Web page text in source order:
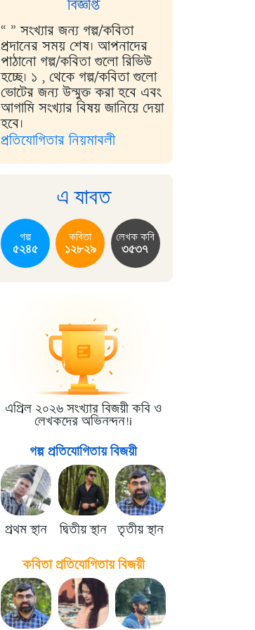
বিজ্ঞপ্তি
“ ” সংখ্যার জন্য গল্প/কবিতা
প্রদানের সময় শেষ। আপনাদের
পাঠানো গল্প/কবিতা গুলো রিভিউ
হচ্ছে। ১ , থেকে গল্প/কবিতা গুলো
ভোটের জন্য উন্মুক্ত করা হবে এবং
আগামি সংখ্যার বিষয় জানিয়ে দেয়া
হবে।
প্রতিযোগিতার নিয়মাবলী
এ যাবত
গল্প
৫২৪৫
কবিতা
১২৮২৯
লেখক কবি
৩৫৩৭
এপ্রিল ২০২৬ সংখ্যার বিজয়ী কবি ও
লেখকদের অভিনন্দন!i
গল্প প্রতিযোগিতায় বিজয়ী
প্রথম স্থান দ্বিতীয় স্থান তৃতীয় স্থান
কবিতা প্রতিযোগিতায় বিজয়ী